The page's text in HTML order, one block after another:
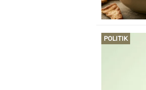
POLITIK